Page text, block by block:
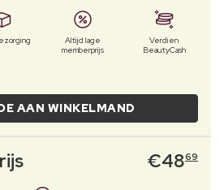
Altijd lage
memberprijs
Verdien
BeautyCash
AAN WINKELMAND
€4869